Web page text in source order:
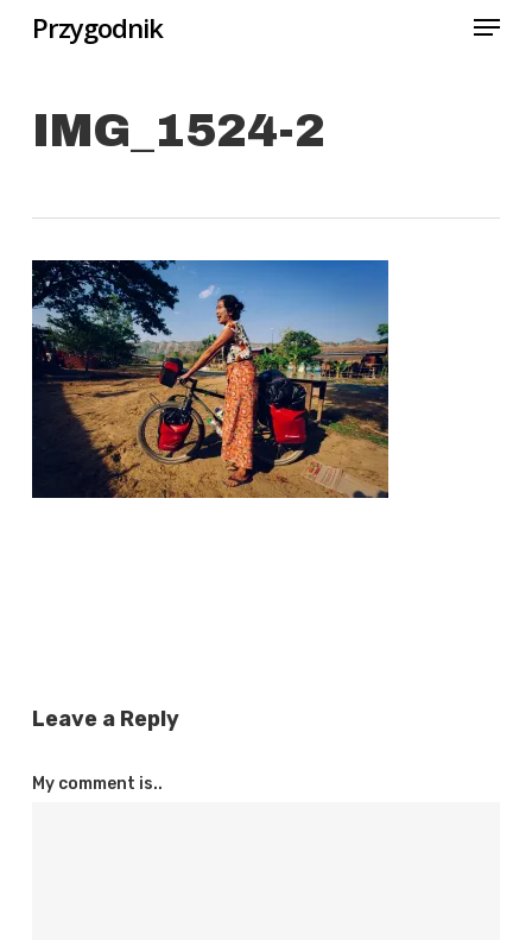
Skip
content
Przygodnik Menu
IMG_1524-2
Leave a Reply
My comment is..